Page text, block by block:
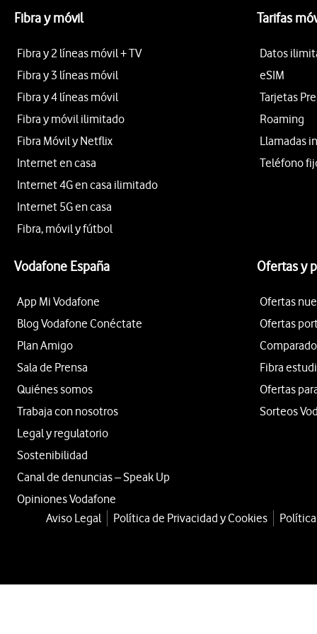
Fibra y móvil
Fibra y 2 líneas móvil + TV
Fibra y 3 líneas móvil
Fibra y 4 líneas móvil
Fibra y móvil ilimitado
Fibra Móvil y Netflix
Internet en casa
Internet 4G en casa ilimitado
Internet 5G en casa
Fibra, móvil y fútbol
Tarifas
Datos
eSIM
Tarjetas
Roaming
Llamadas
Teléfono
Vodafone España
App Mi Vodafone
Blog Vodafone Conéctate
Plan Amigo
Sala de Prensa
Quiénes somos
Trabaja con nosotros
Legal y regulatorio
Sostenibilidad
Canal de denuncias – Speak Up
Opiniones Vodafone
Ofertas y
Ofertas
Ofertas
Fibra
Ofertas
Sorteos
Aviso Legal Política de Privacidad y Cookies